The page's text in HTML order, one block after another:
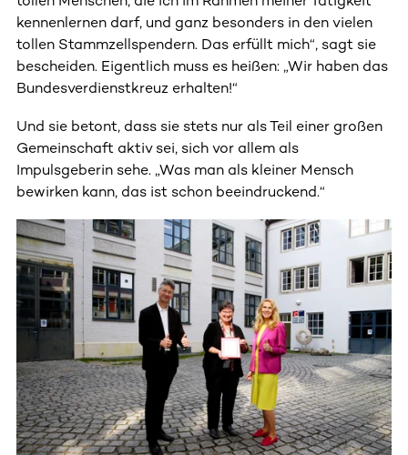
kennenlernen darf, und ganz besonders in den vielen
tollen Stammzellspendern. Das erfüllt mich“, sagt sie
bescheiden. Eigentlich muss es heißen: „Wir haben das
Bundesverdienstkreuz erhalten!“
Und sie betont, dass sie stets nur als Teil einer großen
Gemeinschaft aktiv sei, sich vor allem als
Impulsgeberin sehe. „Was man als kleiner Mensch
bewirken kann, das ist schon beeindruckend.“